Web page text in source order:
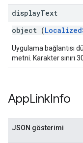
displayText
object (
Uygulama bağlantısı
metni. Karakter sınırı
AppLinkInfo
JSON gösterimi